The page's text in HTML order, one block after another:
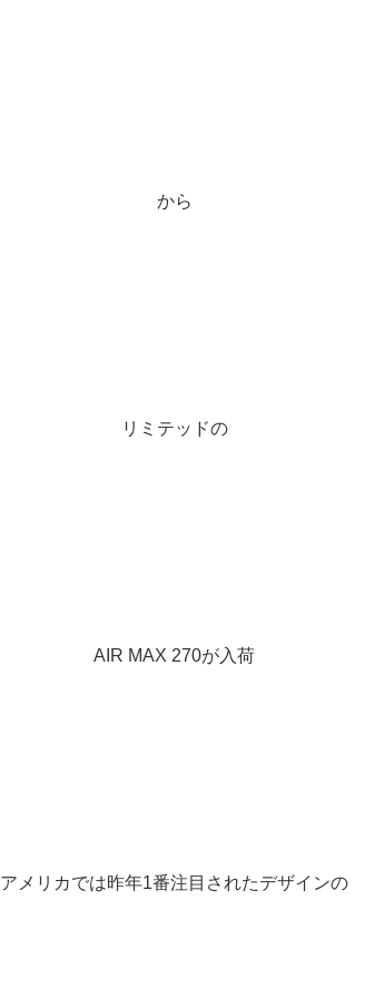
から
リミテッドの
AIR MAX 270が入荷
アメリカでは昨年1番注目されたデザインの